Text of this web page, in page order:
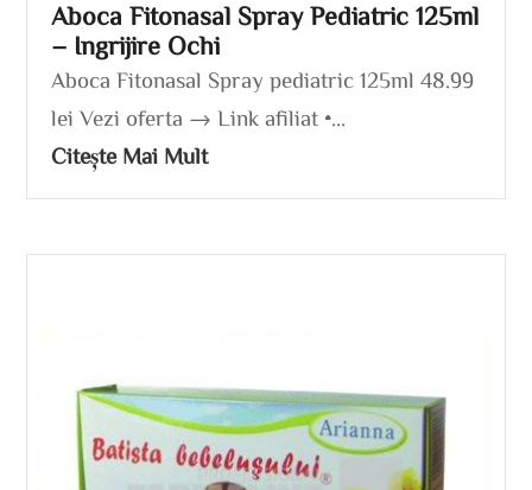
Aboca Fitonasal Spray Pediatric 125ml
– Ingrijire Ochi
Aboca Fitonasal Spray pediatric 125ml 48.99
lei Vezi oferta → Link afiliat •...
Citește Mai Mult